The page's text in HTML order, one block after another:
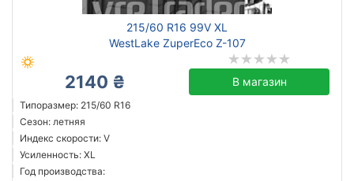
215/60 R16 99V XL
WestLake ZuperEco Z-107
2140 ₴ В магазин
Типоразмер: 215/60 R16
Сезон: летняя
Индекс скорости: V
Усиленность: XL
Год производства: